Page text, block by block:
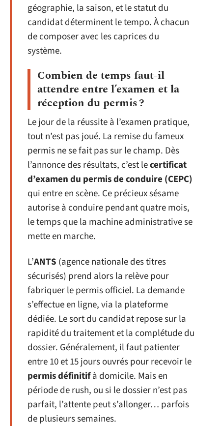
géographie, la saison, et le statut du
candidat déterminent le tempo. À chacun
de composer avec les caprices du
système.
Combien de temps faut-il
attendre entre l’examen et la
réception du permis ?
Le jour de la réussite à l’examen pratique,
tout n’est pas joué. La remise du fameux
permis ne se fait pas sur le champ. Dès
l’annonce des résultats, c’est lecertificat
d’examen du permis de conduire (CEPC)
qui entre en scène. Ce précieux sésame
autorise à conduire pendant quatre mois,
le temps que la machine administrative se
mette en marche.
L’ANTS (agence nationale des titres
sécurisés) prend alors la relève pour
fabriquer le permis officiel. La demande
s’effectue en ligne, via la plateforme
dédiée. Le sort du candidat repose sur la
rapidité du traitement et la complétude du
dossier. Généralement, il faut patienter
entre 10 et 15 jours ouvrés pour recevoir le
permis définitifà domicile. Mais en
période de rush, ou si le dossier n’est pas
parfait, l’attente peut s’allonger… parfois
de plusieurs semaines.